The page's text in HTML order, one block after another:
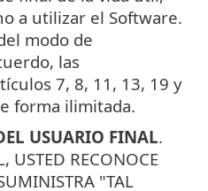
a utilizar el Software.
modo de
las
7, 8, 11, 13, 19 y
forma ilimitada.
USUARIO FINAL.
USTED RECONOCE
"TAL